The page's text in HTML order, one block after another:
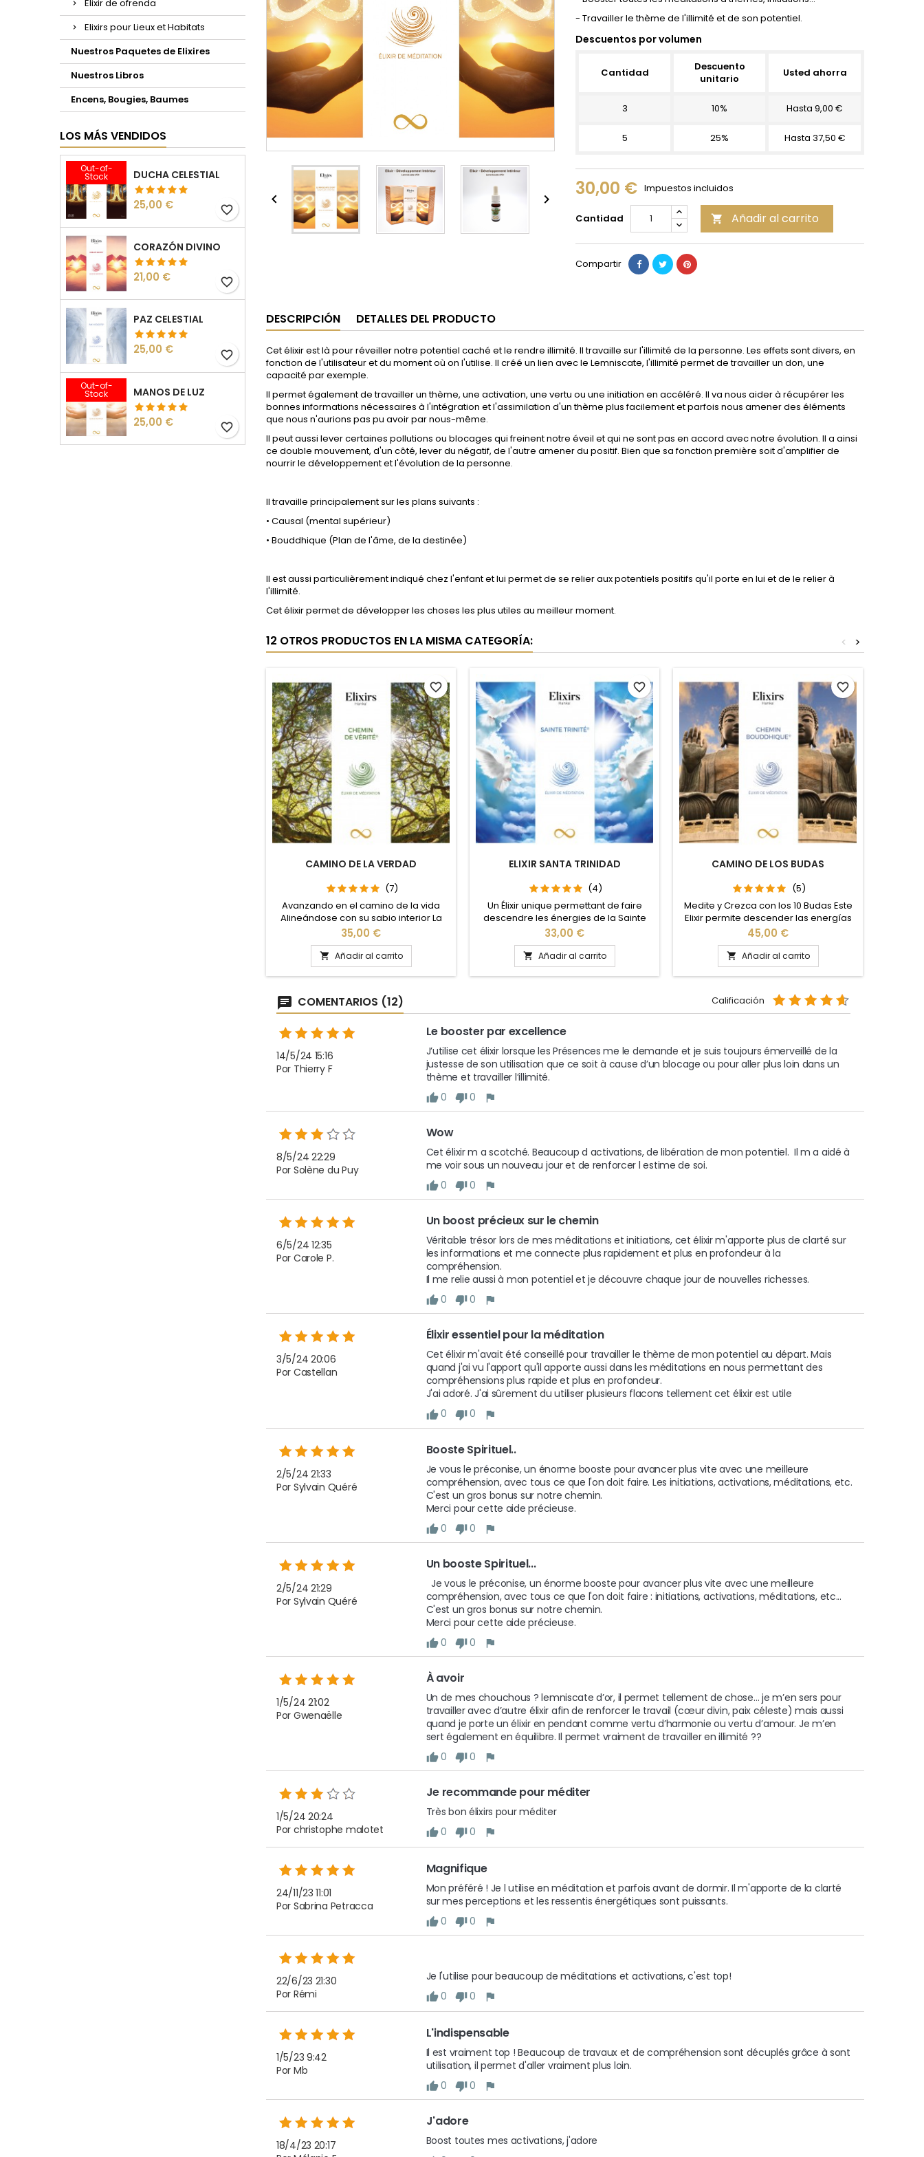
Elixir de ofrenda
Elixirs pour Lieux et Habitats
Nuestros Paquetes de Elixires
Nuestros Libros
Encens, Bougies, Baumes
LOS MÁS VENDIDOS
Out-of-
Stock DUCHA CELESTIAL
Precio
25,00 € favorite_border
CORAZÓN DIVINO
Precio
21,00 € favorite_border
PAZ CELESTIAL
Precio
25,00 € favorite_border
Out-of-
Stock MANOS DE LUZ
Precio
25,00 € favorite_border
 
- Travailler le thème de l'illimité et de son potentiel.
Descuentos por volumen
Cantidad
Descuento
unitario
Usted ahorra
3 10% Hasta 9,00 €
5 25% Hasta 37,50 €
30,00 € Impuestos incluidos
Cantidad  Añadir al carrito
Compartir
DESCRIPCIÓN DETALLES DEL PRODUCTO
Cet élixir est là pour réveiller notre potentiel caché et le rendre illimité. Il travaille sur l'illimité de la personne. Les effets sont divers, en
fonction de l'utilisateur et du moment où on l'utilise. Il créé un lien avec le Lemniscate, l'illimité permet de travailler un don, une
capacité par exemple.
Il permet également de travailler un thème, une activation, une vertu ou une initiation en accéléré. Il va nous aider à récupérer les
bonnes informations nécessaires à l'intégration et l'assimilation d'un thème plus facilement et parfois nous amener des éléments
que nous n'aurions pas pu avoir par nous-même.
Il peut aussi lever certaines pollutions ou blocages qui freinent notre éveil et qui ne sont pas en accord avec notre évolution. Il a ainsi
ce double mouvement, d'un côté, lever du négatif, de l'autre amener du positif. Bien que sa fonction première soit d'amplifier de
nourrir le développement et l'évolution de la personne.
Il travaille principalement sur les plans suivants :
• Causal (mental supérieur)
• Bouddhique (Plan de l'âme, de la destinée)
Il est aussi particulièrement indiqué chez l'enfant et lui permet de se relier aux potentiels positifs qu'il porte en lui et de le relier à
l'illimité.
Cet élixir permet de développer les choses les plus utiles au meilleur moment.
12 OTROS PRODUCTOS EN LA MISMA CATEGORÍA: >
<
CAMINO DE LA VERDAD
(7)
Avanzando en el camino de la vida
Alineándose con su sabio interior La
sabiduría del Espíritu del Roble Verde
Precio
35,00 €
 Añadir al carrito
favorite_border
ELIXIR SANTA TRINIDAD
(4)
Un Élixir unique permettant de faire
descendre les énergies de la Sainte
Trinité pour recevoir un soin qui
s'adapte à notre niveau d'évolution.
Precio
33,00 €
 Añadir al carrito
favorite_border
CAMINO DE LOS BUDAS
(5)
Medite y Crezca con los 10 Budas Este
Elixir permite descender las energías
budistas y los 10 Budas para ofrecerle
un verdadero camino budista de
varias semanas. Los Budas de la 19ª
Dimensión se consideran Deidades
menores que trabajan para el Buda de
la 23ª Dimensión, Deidad Mayor.
Precio
45,00 €
 Añadir al carrito
favorite_border
COMENTARIOS (12) Calificación
14/5/24 15:16
Por Thierry F
Le booster par excellence
J’utilise cet élixir lorsque les Présences me le demande et je suis toujours émerveillé de la
justesse de son utilisation que ce soit à cause d’un blocage ou pour aller plus loin dans un
thème et travailler l’illimité.
0
0
8/5/24 22:29
Por Solène du Puy
Wow
Cet élixir m a scotché. Beaucoup d activations, de libération de mon potentiel.  Il m a aidé à
me voir sous un nouveau jour et de renforcer l estime de soi.
0
0
6/5/24 12:35
Por Carole P.
Un boost précieux sur le chemin
Véritable trésor lors de mes méditations et initiations, cet élixir m'apporte plus de clarté sur
les informations et me connecte plus rapidement et plus en profondeur à la
compréhension.
Il me relie aussi à mon potentiel et je découvre chaque jour de nouvelles richesses.
0
0
3/5/24 20:06
Por Castellan
Élixir essentiel pour la méditation
Cet élixir m'avait été conseillé pour travailler le thème de mon potentiel au départ. Mais
quand j'ai vu l'apport qu'il apporte aussi dans les méditations en nous permettant des
compréhensions plus rapide et plus en profondeur.
J'ai adoré. J'ai sûrement du utiliser plusieurs flacons tellement cet élixir est utile
0
0
2/5/24 21:33
Por Sylvain Quéré
Booste Spirituel..
Je vous le préconise, un énorme booste pour avancer plus vite avec une meilleure
compréhension, avec tous ce que l'on doit faire. Les initiations, activations, méditations, etc.
C'est un gros bonus sur notre chemin.
Merci pour cette aide précieuse.
0
0
2/5/24 21:29
Por Sylvain Quéré
Un booste Spirituel...
compréhension, avec tous ce que l'on doit faire : initiations, activations, méditations, etc...
C'est un gros bonus sur notre chemin.
Merci pour cette aide précieuse.
0
0
1/5/24 21:02
Por Gwenaëlle
À avoir
Un de mes chouchous ? lemniscate d’or, il permet tellement de chose… je m’en sers pour
travailler avec d’autre élixir afin de renforcer le travail (cœur divin, paix céleste) mais aussi
quand je porte un élixir en pendant comme vertu d’harmonie ou vertu d’amour. Je m’en
sert également en équilibre. Il permet vraiment de travailler en illimité ??
0
0
1/5/24 20:24
Por christophe malotet
Je recommande pour méditer
Très bon élixirs pour méditer
0
0
24/11/23 11:01
Por Sabrina Petracca
Magnifique
Mon préféré ! Je l utilise en méditation et parfois avant de dormir. Il m'apporte de la clarté
sur mes perceptions et les ressentis énergétiques sont puissants.
0
0
22/6/23 21:30
Por Rémi
Je l'utilise pour beaucoup de méditations et activations, c'est top!
0
0
1/5/23 9:42
Por Mb
L'indispensable
Il est vraiment top ! Beaucoup de travaux et de compréhension sont décuplés grâce à sont
utilisation, il permet d'aller vraiment plus loin.
0
0
18/4/23 20:17
J'adore
Boost toutes mes activations, j'adore